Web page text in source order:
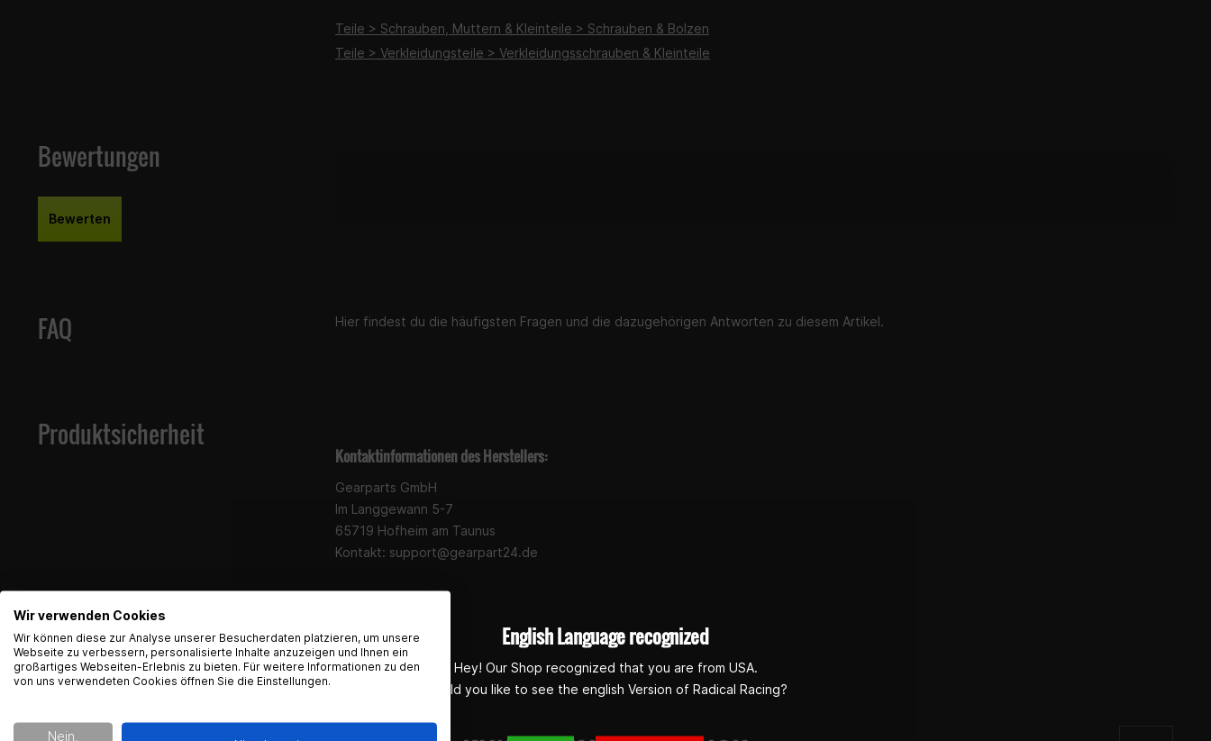
Teile > Schrauben, Muttern & Kleinteile > Schrauben & Bolzen
Teile > Verkleidungsteile > Verkleidungsschrauben & Kleinteile
Bewertungen
Bewerten
FAQ Hier findest du die häufigsten Fragen und die dazugehörigen Antworten zu diesem Artikel.
Produktsicherheit
Kontaktinformationen des Herstellers:
Gearparts GmbH
Im Langgewann 5-7
65719 Hofheim am Taunus
Kontakt: support@gearpart24.de
English Language recognized
Hey! Our Shop recognized that you are from USA.
Would you like to see the english Version of Radical Racing?
Wir verwenden Cookies
Wir können diese zur Analyse unserer Besucherdaten platzieren, um unsere
Webseite zu verbessern, personalisierte Inhalte anzuzeigen und Ihnen ein
großartiges Webseiten-Erlebnis zu bieten. Für weitere Informationen zu den
von uns verwendeten Cookies öffnen Sie die Einstellungen.
Nein,